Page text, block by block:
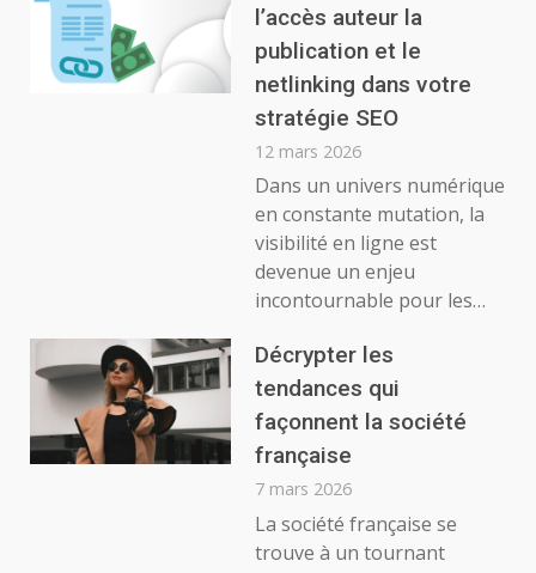
l’accès auteur la
publication et le
netlinking dans votre
stratégie SEO
12 mars 2026
Dans un univers numérique
en constante mutation, la
visibilité en ligne est
devenue un enjeu
incontournable pour les…
Décrypter les
tendances qui
façonnent la société
française
7 mars 2026
La société française se
trouve à un tournant